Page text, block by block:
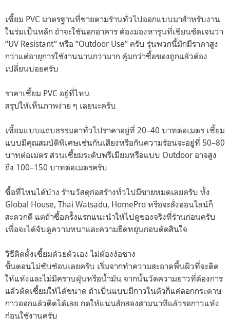
เซี้ยม PVC มาตรฐานที่ขายตามร้านทั่วไปออกแบบมาสำหรับงาน
ในร่มเป็นหลัก ถ้าจะใช้นอกอาคาร ต้องมองหารุ่นที่เขียนชัดเจนว่า
“UV Resistant” หรือ “Outdoor Use” ครับ รุ่นพวกนี้มักมีราคาสูง
กว่าแต่อายุการใช้งานนานกว่ามาก คุ้มกว่าซื้อของถูกแล้วต้อง
เปลี่ยนบ่อยครับ
ราคาเซี้ยม PVC อยู่ที่ไหน
สรุปให้เห็นภาพง่าย ๆ เลยนะครับ
เซี้ยมแบบแถบธรรมดาทั่วไปราคาอยู่ที่ 20–40 บาทต่อเมตร เซี้ยม
แบบมีคุณสมบัติพิเศษเช่นกันเสียงหรือกันความร้อนจะอยู่ที่ 50–80
บาทต่อเมตร ส่วนเซี้ยมระดับพรีเมียมหรือแบบ Outdoor อาจสูง
ถึง 100–150 บาทต่อเมตรครับ
ซื้อที่ไหนได้บ้าง ร้านวัสดุก่อสร้างทั่วไปมีขายหมดเลยครับ ทั้ง
Global House, Thai Watsadu, HomePro หรือจะสั่งออนไลน์ก็
สะดวกดี แต่ถ้าซื้อครั้งแรกแนะนำให้ไปดูของจริงที่ร้านก่อนครับ
เพื่อจะได้จับดูความหนาและความยืดหยุ่นก่อนตัดสินใจ
วิธีติดตั้งเซี้ยมด้วยตัวเอง ไม่ต้องง้อช่าง
ขั้นตอนไม่ซับซ้อนเลยครับ เริ่มจากทำความสะอาดพื้นผิวที่จะติด
ให้แห้งและไม่มีคราบฝุ่นหรือน้ำมัน จากนั้นวัดความยาวที่ต้องการ
แล้วตัดเซี้ยมให้ได้ขนาด ถ้าเป็นแบบมีกาวในตัวก็แค่ลอกกระดาษ
กาวออกแล้วติดได้เลย กดให้แน่นสักสองสามนาทีแล้วรอกาวแห้ง
ก่อนใช้งานครับ